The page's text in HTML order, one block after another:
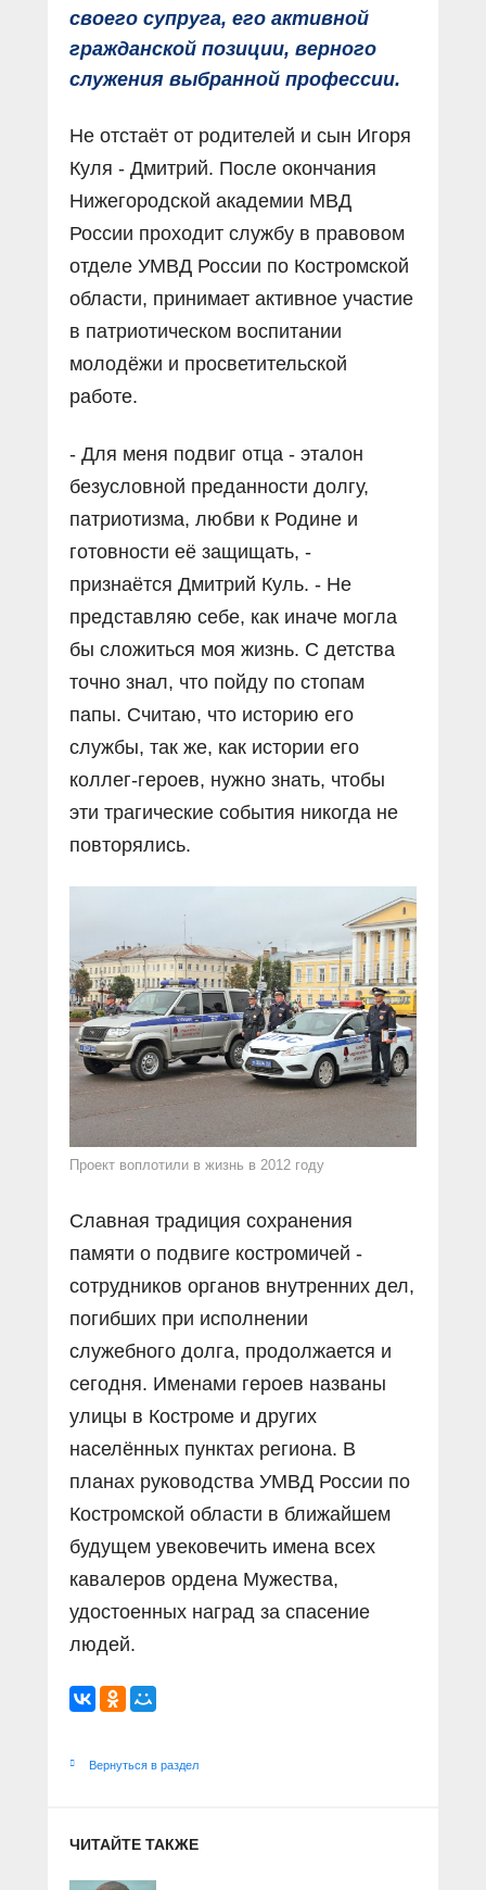
своего супруга, его активной
гражданской позиции, верного
служения выбранной профессии.
Не отстаёт от родителей и сын Игоря
Куля - Дмитрий. После окончания
Нижегородской академии МВД
России проходит службу в правовом
отделе УМВД России по Костромской
области, принимает активное участие
в патриотическом воспитании
молодёжи и просветительской
работе.
- Для меня подвиг отца - эталон
безусловной преданности долгу,
патриотизма, любви к Родине и
готовности её защищать, -
признаётся Дмитрий Куль. - Не
представляю себе, как иначе могла
бы сложиться моя жизнь. С детства
точно знал, что пойду по стопам
папы. Считаю, что историю его
службы, так же, как истории его
коллег-героев, нужно знать, чтобы
эти трагические события никогда не
повторялись.
Проект воплотили в жизнь в 2012 году
Славная традиция сохранения
памяти о подвиге костромичей -
сотрудников органов внутренних дел,
погибших при исполнении
служебного долга, продолжается и
сегодня. Именами героев названы
улицы в Костроме и других
населённых пунктах региона. В
планах руководства УМВД России по
Костромской области в ближайшем
будущем увековечить имена всех
кавалеров ордена Мужества,
удостоенных наград за спасение
людей.
Вернуться в раздел
ЧИТАЙТЕ ТАКЖЕ